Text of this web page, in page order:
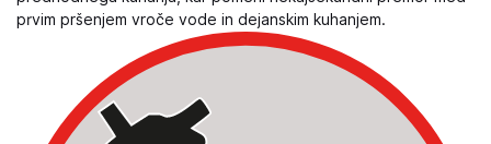
prvim pršenjem vroče vode in dejanskim kuhanjem.